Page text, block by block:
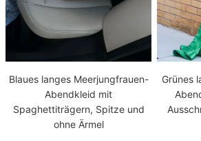
Blaues langes Meerjungfrauen-
Abendkleid mit
Spaghettiträgern, Spitze und
ohne Ärmel
Grünes